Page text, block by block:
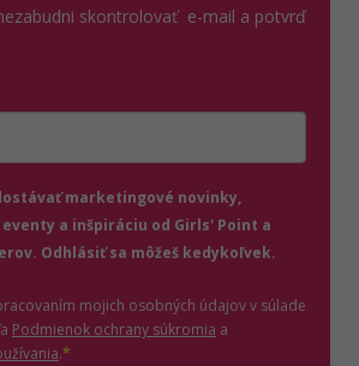
skontrolovať e-mail a potvrď
marketingové novinky,
a inšpiráciu od Girls' Point a
Odhlásiť sa môžeš kedykoľvek.
mojich osobných údajov v súlade
Podmienok ochrany súkromia (otvorí sa v novom
a
(otvorí sa v novom okne)
.*